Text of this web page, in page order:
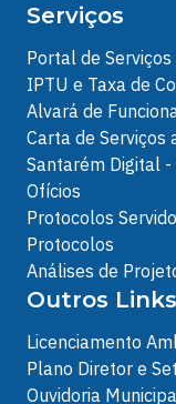
Serviços
Portal de Serviços
IPTU e Taxa de
Alvará de
Carta de Serviços
Santarém Digital
Ofícios
Protocolos
Protocolos
Análises de
Outros Links
Licenciamento
Plano Diretor e
Ouvidoria